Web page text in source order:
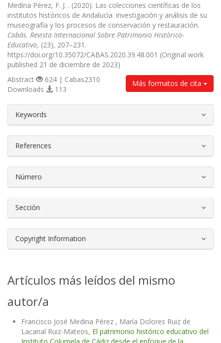
Medina Pérez, F. J. . (2020). Las colecciones científicas de los
institutos históricos de Andalucía. investigación y análisis de su
museografía y los procesos de conservación y restauración.
Cabás. Revista Internacional Sobre Patrimonio Histórico-
Educativo, (23), 207–231.
https://doi.org/10.35072/CABAS.2020.39.48.001 (Original work
published 21 de diciembre de 2023)
Más formatos de cita
Abstract
624 | Cabas2310
Downloads
113
Keywords
References
Número
Sección
Copyright Information
Artículos más leídos del mismo
autor/a
Francisco José Medina Pérez , María Dolores Ruiz de
Lacanal Ruiz-Mateos, El patrimonio histórico educativo del